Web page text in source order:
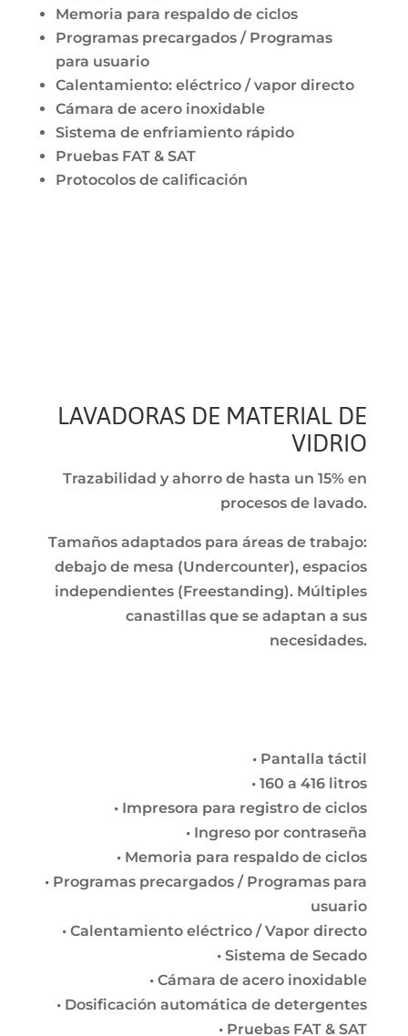
Memoria para respaldo de ciclos
Programas precargados / Programas
para usuario
Calentamiento: eléctrico / vapor directo
Cámara de acero inoxidable
Sistema de enfriamiento rápido
Pruebas FAT & SAT
Protocolos de calificación
LAVADORAS DE MATERIAL DE
VIDRIO
Trazabilidad y ahorro de hasta un 15% en
procesos de lavado.
Tamaños adaptados para áreas de trabajo:
debajo de mesa (Undercounter), espacios
independientes (Freestanding). Múltiples
canastillas que se adaptan a sus
necesidades.
• Pantalla táctil
• 160 a 416 litros
• Impresora para registro de ciclos
• Ingreso por contraseña
• Memoria para respaldo de ciclos
• Programas precargados / Programas para
usuario
• Calentamiento eléctrico / Vapor directo
• Sistema de Secado
• Cámara de acero inoxidable
• Dosificación automática de detergentes
• Pruebas FAT & SAT